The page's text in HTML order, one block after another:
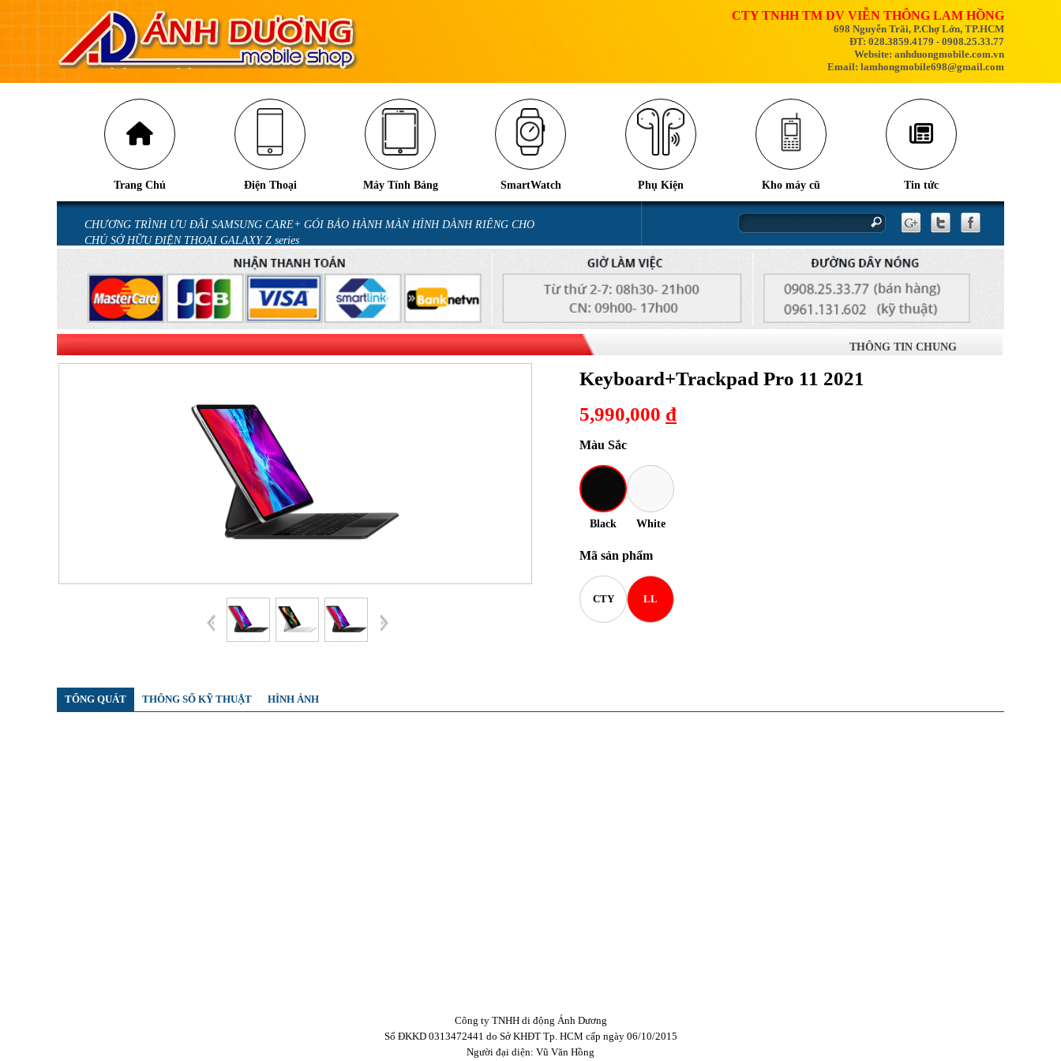
CTY TNHH TM DV VIỄN THÔNG LAM HỒNG
698 Nguyễn Trãi, P.Chợ Lớn, TP.HCM
ĐT: 028.3859.4179 - 0908.25.33.77
Website: anhduongmobile.com.vn
Email: lamhongmobile698@gmail.com
Trang Chủ Điện Thoại Máy Tính Bảng SmartWatch Phụ Kiện Kho máy cũ Tin tức
CHƯƠNG TRÌNH ƯU ĐÃI SAMSUNG CARE+ GÓI BẢO HÀNH MÀN HÌNH DÀNH RIÊNG CHO
CHỦ SỞ HỮU ĐIỆN THOẠI GALAXY Z series
THÔNG TIN CHUNG
Keyboard+Trackpad Pro 11 2021
5,990,000 đ
Màu Sắc
Black White
Mã sản phẩm
CTY LL
TỔNG QUÁT THÔNG SỐ KỸ THUẬT HÌNH ẢNH
Công ty TNHH di động Ánh Dương
Số ĐKKD 0313472441 do Sở KHĐT Tp. HCM cấp ngày 06/10/2015
Người đại diện: Vũ Văn Hồng